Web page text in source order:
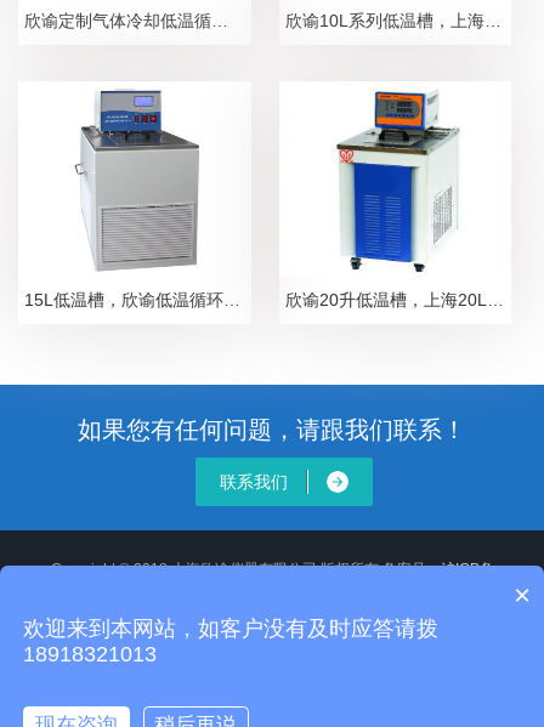
欣谕10L系列低温槽，上海10升低温循环槽XY-HX-10“欣谕”恒温槽，低温槽，低温水浴，恒温循环器，低温浴槽
如果您有任何问题，请跟我们联系！
联系我们
Copyright © 2018 上海欣谕仪器有限公司 版权所有 备案号：沪ICP备
地址：
全国统一服务电话：13918118355 24小时服务电话：18918321013 E-
主营设备：冷冻水机，低温水浴槽，制冰机，冷冻干燥机，超低温冰箱，层
×
欢迎来到本网站，如客户没有及时应答请拨
18918321013